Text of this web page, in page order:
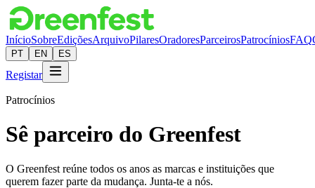
InícioSobreEdiçõesArquivoPilaresOradoresParceirosPatrocíniosFAQ
PT EN ES
Registar
Patrocínios
Sê parceiro do Greenfest
O Greenfest reúne todos os anos as marcas e instituições que
querem fazer parte da mudança. Junta-te a nós.